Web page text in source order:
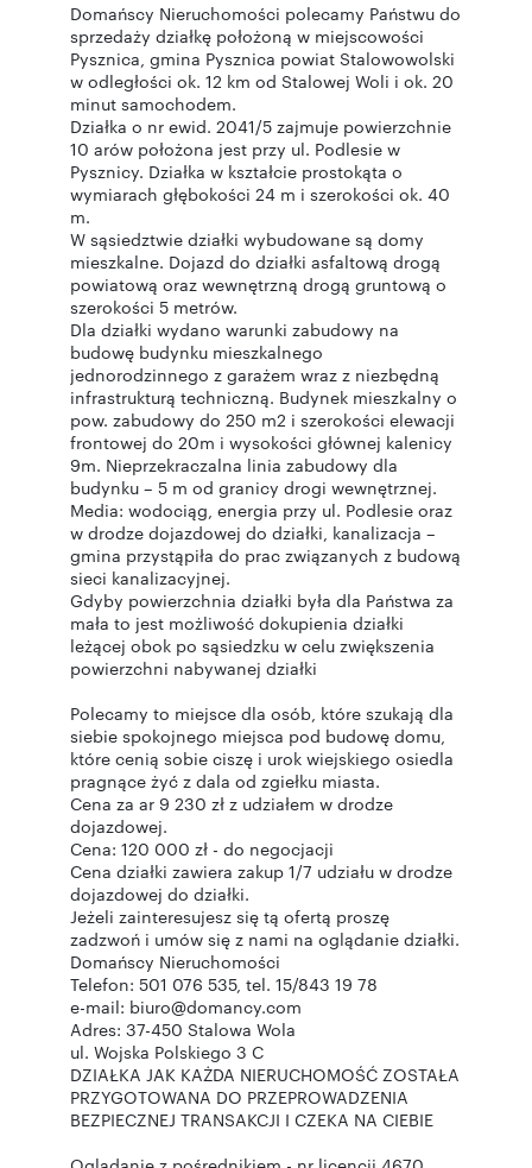
Domańscy Nieruchomości polecamy Państwu do
sprzedaży działkę położoną w miejscowości
Pysznica, gmina Pysznica powiat Stalowowolski
w odległości ok. 12 km od Stalowej Woli i ok. 20
minut samochodem.
Działka o nr ewid. 2041/5 zajmuje powierzchnie
10 arów położona jest przy ul. Podlesie w
Pysznicy. Działka w kształcie prostokąta o
wymiarach głębokości 24 m i szerokości ok. 40
m.
W sąsiedztwie działki wybudowane są domy
mieszkalne. Dojazd do działki asfaltową drogą
powiatową oraz wewnętrzną drogą gruntową o
szerokości 5 metrów.
Dla działki wydano warunki zabudowy na
budowę budynku mieszkalnego
jednorodzinnego z garażem wraz z niezbędną
infrastrukturą techniczną. Budynek mieszkalny o
pow. zabudowy do 250 m2 i szerokości elewacji
frontowej do 20m i wysokości głównej kalenicy
9m. Nieprzekraczalna linia zabudowy dla
budynku – 5 m od granicy drogi wewnętrznej.
Media: wodociąg, energia przy ul. Podlesie oraz
w drodze dojazdowej do działki, kanalizacja –
gmina przystąpiła do prac związanych z budową
sieci kanalizacyjnej.
Gdyby powierzchnia działki była dla Państwa za
mała to jest możliwość dokupienia działki
leżącej obok po sąsiedzku w celu zwiększenia
powierzchni nabywanej działki
Polecamy to miejsce dla osób, które szukają dla
siebie spokojnego miejsca pod budowę domu,
które cenią sobie ciszę i urok wiejskiego osiedla
pragnące żyć z dala od zgiełku miasta.
Cena za ar 9 230 zł z udziałem w drodze
dojazdowej.
Cena: 120 000 zł - do negocjacji
Cena działki zawiera zakup 1/7 udziału w drodze
dojazdowej do działki.
Jeżeli zainteresujesz się tą ofertą proszę
zadzwoń i umów się z nami na oglądanie działki.
Domańscy Nieruchomości
Telefon: 501 076 535, tel. 15/843 19 78
e-mail: biuro@domancy.com
Adres: 37-450 Stalowa Wola
ul. Wojska Polskiego 3 C
DZIAŁKA JAK KAŻDA NIERUCHOMOŚĆ ZOSTAŁA
PRZYGOTOWANA DO PRZEPROWADZENIA
BEZPIECZNEJ TRANSAKCJI I CZEKA NA CIEBIE